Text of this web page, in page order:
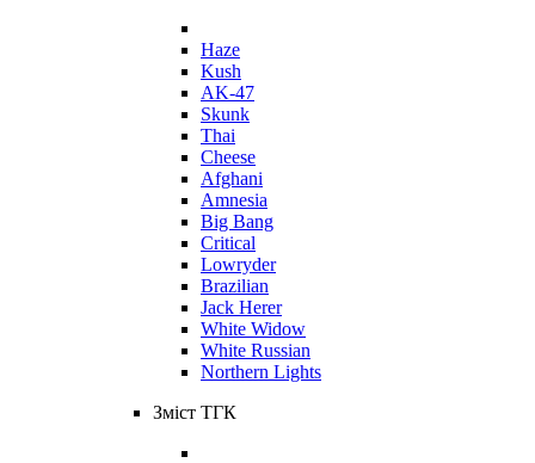
Haze
Kush
AK-47
Skunk
Thai
Cheese
Afghani
Amnesia
Big Bang
Critical
Lowryder
Brazilian
Jack Herer
White Widow
White Russian
Northern Lights
Зміст ТГК